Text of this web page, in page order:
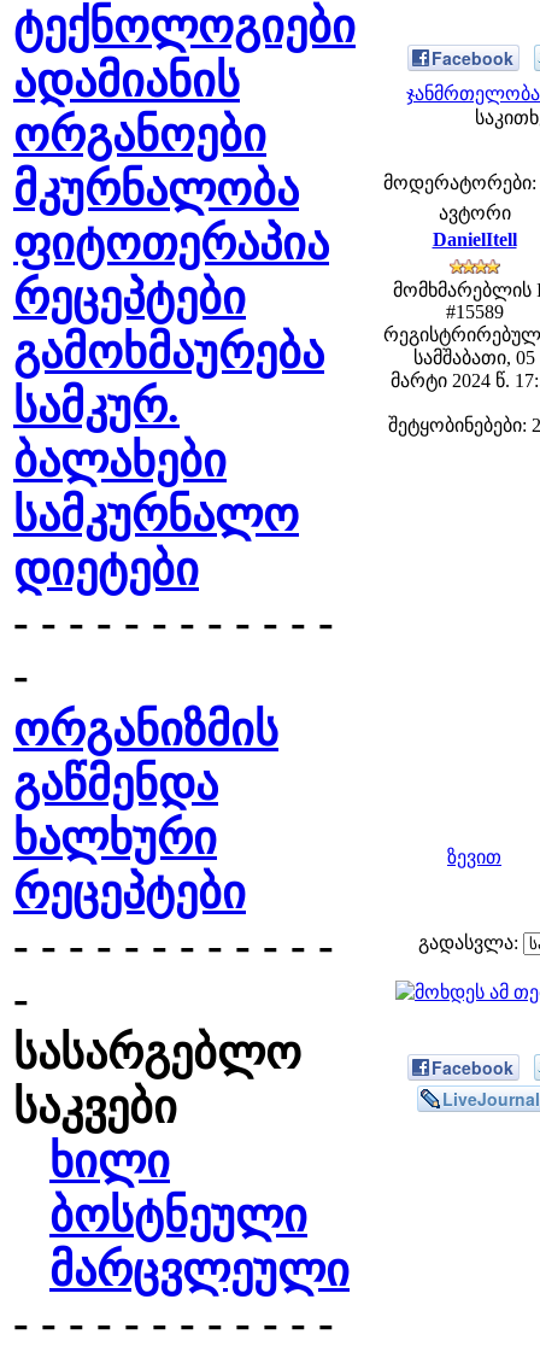
ტექნოლოგიები
ადამიანის
ორგანოები
მკურნალობა
ფიტოთერაპია
რეცეპტები
გამოხმაურება
სამკურ.
ბალახები
სამკურნალო
დიეტები
- - - - - - - - - - - -
-
ორგანიზმის
გაწმენდა
ხალხური
რეცეპტები
- - - - - - - - - - - -
-
სასარგებლო
საკვები
ხილი
ბოსტნეული
მარცვლეული
- - - - - - - - - - - -
Facebook
ჯანმრთელობა
მოდერატორები:
ავტორი
DanielItell
მომხმარებლის
#15589
სამშაბათი, 05
მარტი 2024 წ.
შეტყობინებები:
ზევით
გადასვლა:
Facebook
LiveJournal